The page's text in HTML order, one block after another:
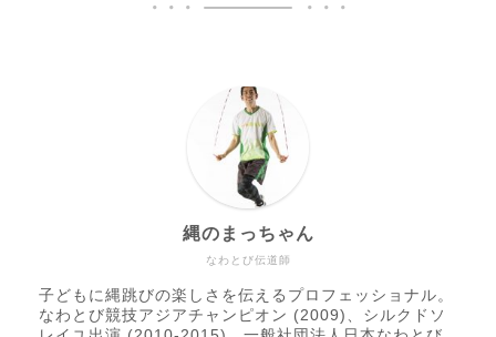
なわとび伝道師
縄のまっちゃん
子どもに縄跳びの楽しさを伝えるプロフェッショナル。
なわとび競技アジアチャンピオン (2009)、シルクドソ